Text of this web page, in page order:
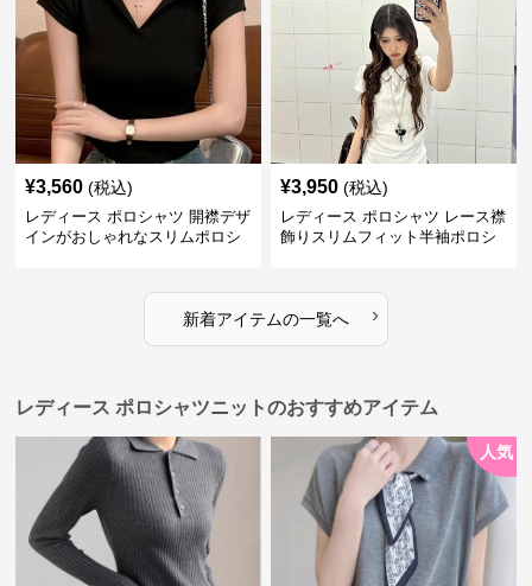
¥3,560 (税込)
レディース ポロシャツ 開襟デザ
インがおしゃれなスリムポロシ
¥3,950 (税込)
レディース ポロシャツ レース襟
飾りスリムフィット半袖ポロシ
新着アイテムの一覧へ ›
レディース ポロシャツニットのおすすめアイテム
人気